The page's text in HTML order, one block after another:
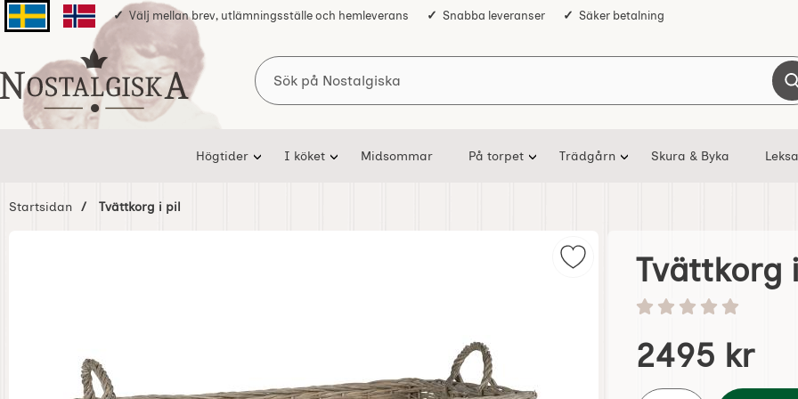
Svenska sidanNorska sidan
Välj mellan brev, utlämningsställe och hemleverans Snabba leveranser Säker betalning
Startsidan för Nostalgiska
Sök
Högtider I köket Midsommar På torpet Trädgårn Skura & Byka
Startsidan Tvättkorg i pil
Markera tvättkorg i pil som favorit
Tvättkorg
Betyg: 0 stjärnor av 5
Handla denna produkt
pris
2495 kr
antal